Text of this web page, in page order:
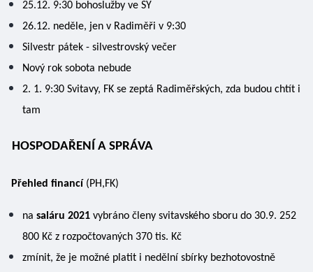
25.12. 9:30 bohoslužby ve SY
26.12. neděle, jen v Radiměři v 9:30
Silvestr pátek - silvestrovský večer
Nový rok sobota nebude
2. 1. 9:30 Svitavy, FK se zeptá Radiměřských, zda budou chtít i
tam
HOSPODAŘENÍ A SPRÁVA
Přehled financí (PH,FK)
na saláru 2021 vybráno členy svitavského sboru do 30.9. 252
800 Kč z rozpočtovaných 370 tis. Kč
zmínit, že je možné platit i nedělní sbírky bezhotovostně